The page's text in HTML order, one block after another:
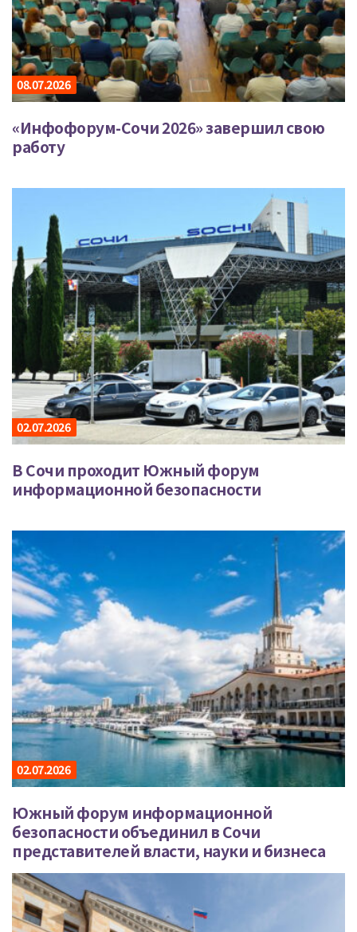
08.07.2026
«Инфофорум-Сочи 2026» завершил свою
работу
02.07.2026
В Сочи проходит Южный форум
информационной безопасности
02.07.2026
Южный форум информационной
безопасности объединил в Сочи
представителей власти, науки и бизнеса